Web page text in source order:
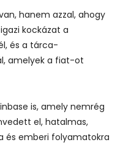
hanem azzal, ahogy
kockázat a
és a tárca-
amelyek a fiat-ot
is, amely nemrég
el, hatalmas,
és emberi folyamatokra